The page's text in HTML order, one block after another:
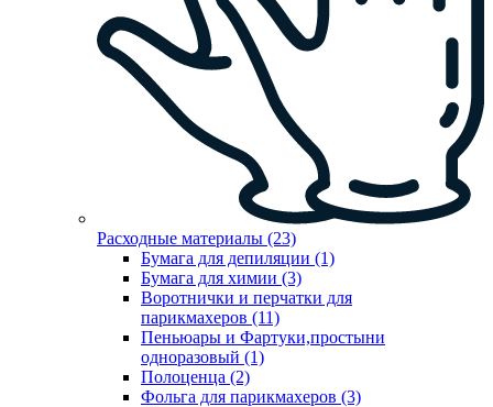
Расходные материалы (23)
Бумага для депиляции (1)
Бумага для химии (3)
Воротнички и перчатки для
парикмахеров (11)
Пеньюары и Фартуки,простыни
одноразовый (1)
Полоценца (2)
Фольга для парикмахеров (3)